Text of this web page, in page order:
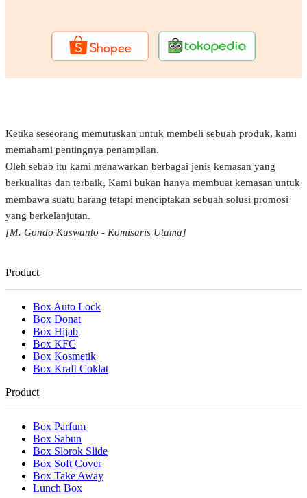
Ketika seseorang memutuskan untuk membeli sebuah produk, kami
memahami pentingnya penampilan.
Oleh sebab itu kami menawarkan berbagai jenis kemasan yang
berkualitas dan terbaik, Kami bukan hanya membuat kemasan untuk
membawa suatu barang tetapi menciptakan sebuah solusi promosi
yang berkelanjutan.
[M. Gondo Kuswanto - Komisaris Utama]
Product
Box Auto Lock
Box Donat
Box Hijab
Box KFC
Box Kosmetik
Box Kraft Coklat
Product
Box Parfum
Box Sabun
Box Slorok Slide
Box Soft Cover
Box Take Away
Lunch Box